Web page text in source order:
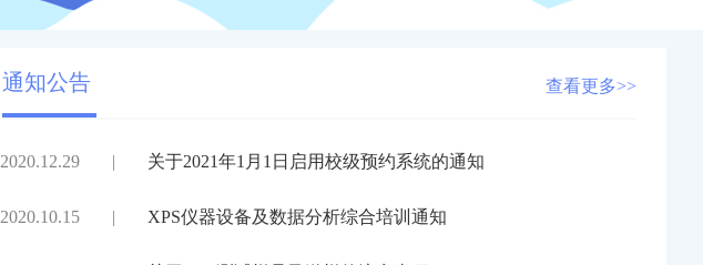
通知公告 查看更多>>
2020.12.29 | 关于2021年1月1日启用校级预约系统的通知
2020.10.15 | XPS仪器设备及数据分析综合培训通知